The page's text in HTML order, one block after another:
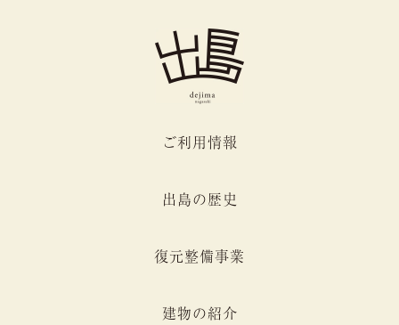
ご利用情報
出島の歴史
復元整備事業
建物の紹介